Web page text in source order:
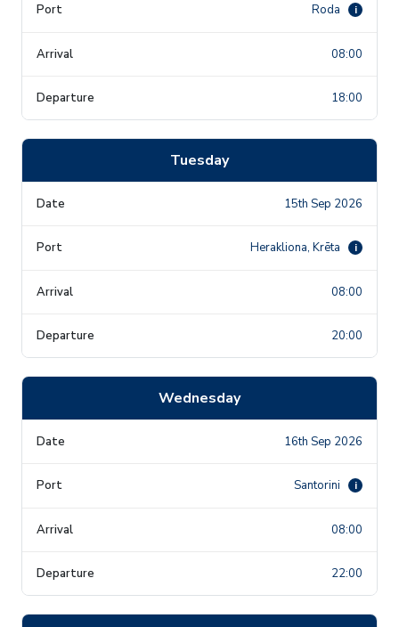
Roda i
08:00
18:00
Tuesday
15th Sep 2026
Herakliona, Krēta i
08:00
20:00
Wednesday
16th Sep 2026
Santorini i
08:00
22:00